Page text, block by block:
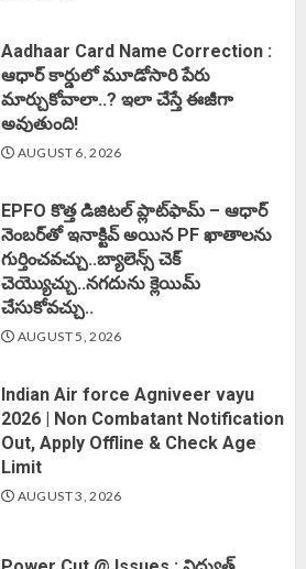
Aadhaar Card Name Correction :
ఆధార్ కార్డులో మూడోసారి పేరు
మార్చుకోవాలా..? ఇలా చేస్తే ఈజీగా
అవుతుంది!
AUGUST 6, 2026
EPFO కొత్త డిజిటల్ ప్లాట్‌ఫామ్‌ – ఆధార్
నెంబర్‌తో ఇనాక్టివ్ అయిన PF ఖాతాలను
గుర్తించవచ్చు..బ్యాలెన్స్ చెక్
చెయ్యొచ్చు..నగదును క్లెయిమ్
చేసుకోవచ్చు..
AUGUST 5, 2026
Indian Air force Agniveer vayu
2026 | Non Combatant Notification
Out, Apply Offline & Check Age
Limit
AUGUST 3, 2026